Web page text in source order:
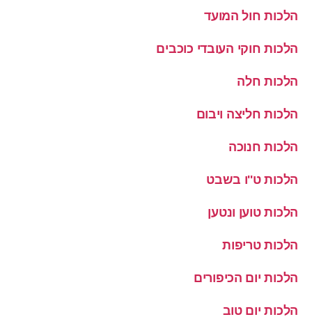
הלכות חול המועד
הלכות חוקי העובדי כוכבים
הלכות חלה
הלכות חליצה ויבום
הלכות חנוכה
הלכות ט''ו בשבט
הלכות טוען ונטען
הלכות טריפות
הלכות יום הכיפורים
הלכות יום טוב